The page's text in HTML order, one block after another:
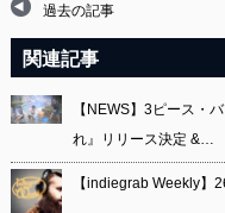
過去の記事
関連記事
【NEWS】3ピース・
れ』リリース決定 &…
【indiegrab Weekly】